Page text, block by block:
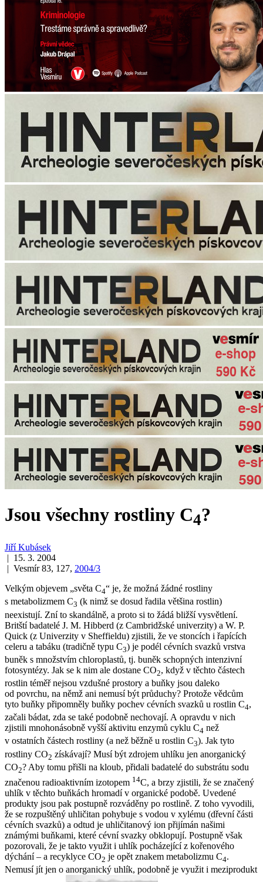
Jsou všechny rostliny C4?
Jiří Kubásek
| 15. 3. 2004
| Vesmír 83, 127, 2004/3
Velkým objevem „světa C4“ je, že možná žádné rostliny
s metabolizmem C3 (k nimž se dosud řadila většina rostlin)
neexistují. Zní to skandálně, a proto si to žádá bližší vysvětlení.
Britští badatelé J. M. Hibberd (z Cambridžské univerzity) a W. P.
Quick (z Univerzity v Sheffieldu) zjistili, že ve stoncích i řapících
celeru a tabáku (tradičně typu C3) je podél cévních svazků vrstva
buněk s množstvím chloroplastů, tj. buněk schopných intenzivní
fotosyntézy. Jak se k nim ale dostane CO2, když v těchto částech
rostlin téměř nejsou vzdušné prostory a buňky jsou daleko
od povrchu, na němž ani nemusí být průduchy? Protože vědcům
tyto buňky připomněly buňky pochev cévních svazků u rostlin C4,
začali bádat, zda se také podobně nechovají. A opravdu v nich
zjistili mnohonásobně vyšší aktivitu enzymů cyklu C4 než
v ostatních částech rostliny (a než běžně u rostlin C3). Jak tyto
rostliny CO2 získávají? Musí být zdrojem uhlíku jen anorganický
CO2? Aby tomu přišli na kloub, přidali badatelé do substrátu sodu
značenou radioaktivním izotopem 14C, a brzy zjistili, že se značený
uhlík v těchto buňkách hromadí v organické podobě. Uvedené
produkty jsou pak postupně rozváděny po rostlině. Z toho vyvodili,
že se rozpuštěný uhličitan pohybuje s vodou v xylému (dřevní části
cévních svazků) a odtud je uhličitanový ion přijímán našimi
známými buňkami, které cévní svazky obklopují. Postupně však
pozorovali, že je takto využit i uhlík pocházející z kořenového
dýchání – a recyklyce CO2 je opět znakem metabolizmu C4.
Nemusí jít jen o anorganický uhlík, podobně je využit i meziprodukt